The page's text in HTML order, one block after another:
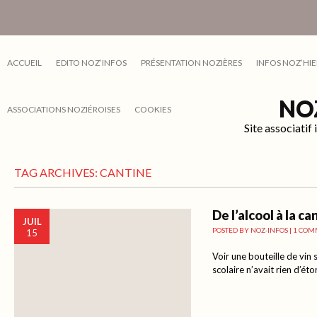
ACCUEIL EDITO NOZ’INFOS PRÉSENTATION NOZIÈRES INFOS
ASSOCIATIONS NOZIÉROISES COOKIES
Site associatif
TAG ARCHIVES: CANTINE
JUIL
15
De l’alcool à la
POSTED BY NOZ-INFOS | 1
Voir une bouteille de vin
scolaire n’avait rien